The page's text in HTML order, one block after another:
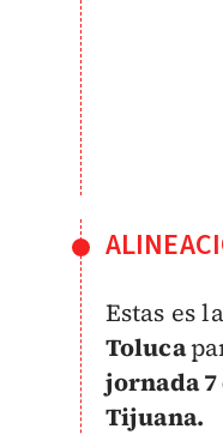
Estas es
Toluca
jornada 7
Tijuana.